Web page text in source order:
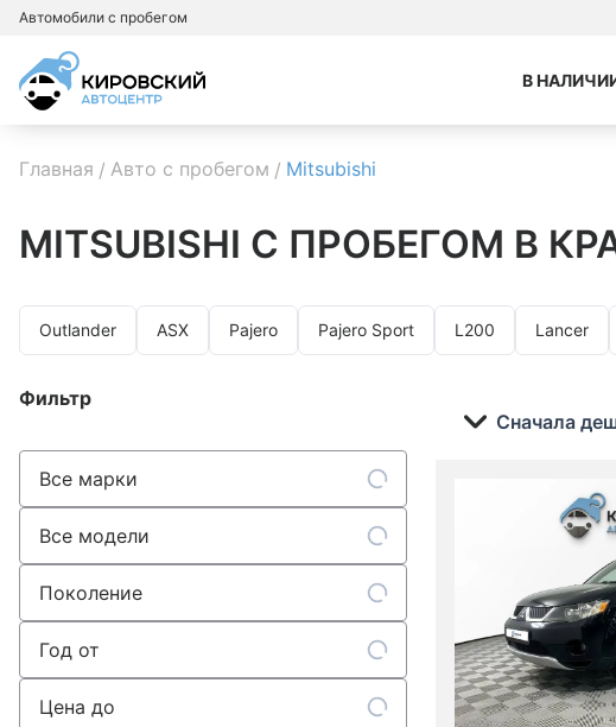
Автомобили с пробегом
В
Главная Авто с пробегом Mitsubishi
MITSUBISHI С ПРОБЕГОМ В
Outlander ASX Pajero Pajero Sport L200 Lancer
Фильтр
Все марки
Все модели
Поколение
Год от
Цена до
Сначала